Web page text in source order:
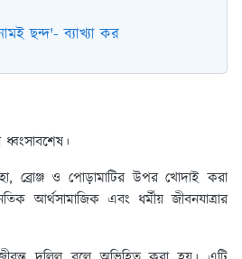
ছন্দ'- ব্যাখ্যা কর
ধ্বংসাবশেষ।
ব্রোঞ্জ ও পোড়ামাটির উপর খোদাই করা
আর্থসামাজিক এবং ধর্মীয় জীবনযাত্রার